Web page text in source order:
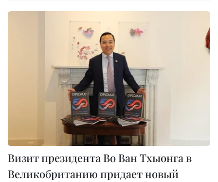
Визит президента Во Ван Тхыонга в
Великобританию придает новый